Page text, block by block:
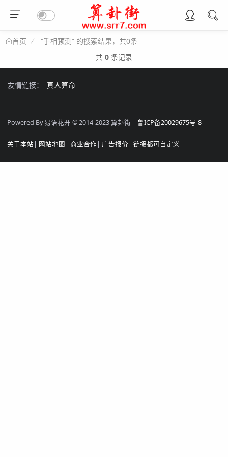
首页
“手相预测” 的搜索结果，共0条
共 0 条记录
友情链接： 真人算命
Powered By 易语花开 © 2014-2023 算卦街 | 鲁ICP备20029675号-8
关于本站 | 网站地图 | 商业合作 | 广告报价 | 链接都可自定义